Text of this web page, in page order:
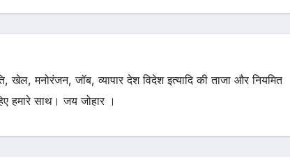
मनोरंजन, जॉब, व्यापार देश विदेश इत्यादि की ताजा और नियमित
हमारे साथ। जय जोहार ।